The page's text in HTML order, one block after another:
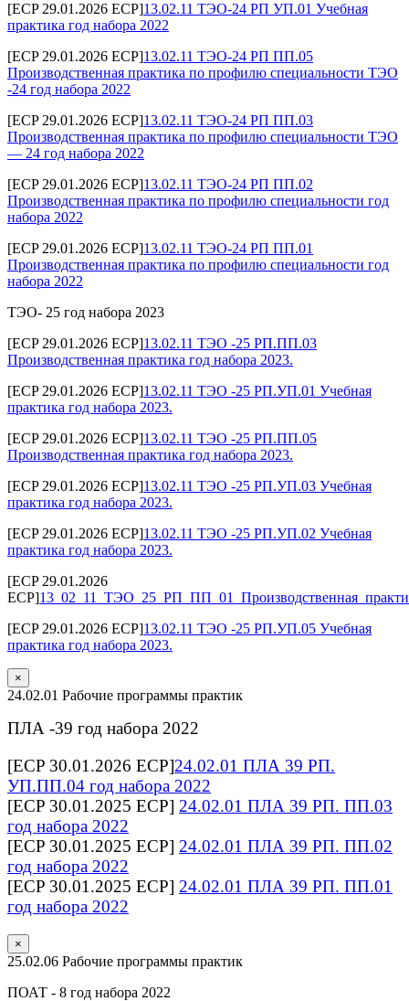
[ECP 29.01.2026 ECP]13.02.11 ТЭО-24 РП УП.01 Учебная
практика год набора 2022
[ECP 29.01.2026 ECP]13.02.11 ТЭО-24 РП ПП.05
Производственная практика по профилю специальности ТЭО
-24 год набора 2022
[ECP 29.01.2026 ECP]13.02.11 ТЭО-24 РП ПП.03
Производственная практика по профилю специальности ТЭО
— 24 год набора 2022
[ECP 29.01.2026 ECP]13.02.11 ТЭО-24 РП ПП.02
Производственная практика по профилю специальности год
набора 2022
[ECP 29.01.2026 ECP]13.02.11 ТЭО-24 РП ПП.01
Производственная практика по профилю специальности год
набора 2022
ТЭО- 25 год набора 2023
[ECP 29.01.2026 ECP]13.02.11 ТЭО -25 РП.ПП.03
Производственная практика год набора 2023.
[ECP 29.01.2026 ECP]13.02.11 ТЭО -25 РП.УП.01 Учебная
практика год набора 2023.
[ECP 29.01.2026 ECP]13.02.11 ТЭО -25 РП.ПП.05
Производственная практика год набора 2023.
[ECP 29.01.2026 ECP]13.02.11 ТЭО -25 РП.УП.03 Учебная
практика год набора 2023.
[ECP 29.01.2026 ECP]13.02.11 ТЭО -25 РП.УП.02 Учебная
практика год набора 2023.
[ECP 29.01.2026
ECP]
[ECP 29.01.2026 ECP]13.02.11 ТЭО -25 РП.УП.05 Учебная
практика год набора 2023.
×
24.02.01 Рабочие программы практик
ПЛА -39 год набора 2022
[ECP 30.01.2026 ECP]24.02.01 ПЛА 39 РП.
УП.ПП.04 год набора 2022
[ECP 30.01.2025 ECP] 24.02.01 ПЛА 39 РП. ПП.03
год набора 2022
[ECP 30.01.2025 ECP] 24.02.01 ПЛА 39 РП. ПП.02
год набора 2022
[ECP 30.01.2025 ECP] 24.02.01 ПЛА 39 РП. ПП.01
год набора 2022
×
25.02.06 Рабочие программы практик
ПОАТ - 8 год набора 2022